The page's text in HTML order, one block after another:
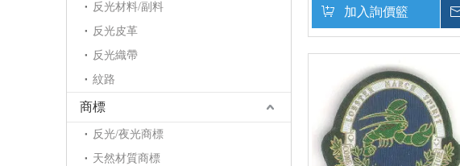
反光材料/副料
反光皮革
反光織帶
紋路
商標
反光/夜光商標
天然材質商標
加入詢價籃